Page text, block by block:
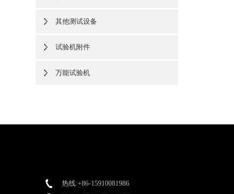
其他测试设备
试验机附件
万能试验机
热线:+86-15910081986